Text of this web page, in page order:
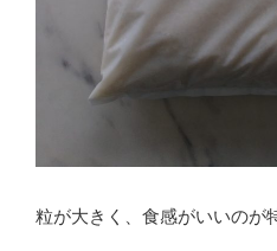
粒が大きく、食感がいいのが